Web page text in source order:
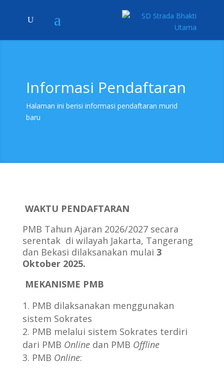
Informasi Pendaftaran
Halaman ini berisi informasi pendaftaran murid
baru
WAKTU PENDAFTARAN
PMB Tahun Ajaran 2026/2027 secara
serentak di wilayah Jakarta, Tangerang
dan Bekasi dilaksanakan mulai 3
Oktober 2025.
MEKANISME PMB
PMB dilaksanakan menggunakan
sistem Sokrates
PMB melalui sistem Sokrates terdiri
dari PMB Onlinedan PMB Offline
PMB Online: